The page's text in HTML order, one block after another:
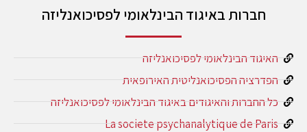
חברות באיגוד הבינלאומי לפסיכואנליזה
האיגוד הבינלאומי לפסיכואנליזה
הפדרציה הפסיכואנליטית האירופאית
כל החברות והאיגודים באיגוד הבינלאומי לפסיכואנליזה
La societe psychanalytique de Paris